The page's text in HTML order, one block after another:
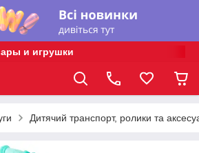
и игрушки
Дитячий транспорт, ролики та